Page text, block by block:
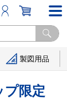
製図用品
プ限定